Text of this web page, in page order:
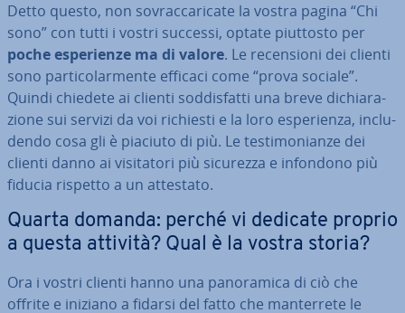
Detto questo, non so­vrac­ca­ri­ca­te la vostra pagina “Chi
sono” con tutti i vostri successi, optate piuttosto per
poche espe­rien­ze ma di valore. Le re­cen­sio­ni dei clienti
sono par­ti­co­lar­men­te efficaci come “prova sociale”.
Quindi chiedete ai clienti sod­di­sfat­ti una breve di­chia­ra­
zio­ne sui servizi da voi richiesti e la loro espe­rien­za, in­clu­
den­do cosa gli è piaciuto di più. Le te­sti­mo­nian­ze dei
clienti danno ai vi­si­ta­to­ri più sicurezza e infondono più
fiducia rispetto a un attestato.
Quarta domanda: perché vi dedicate proprio
a questa attività? Qual è la vostra storia?
Ora i vostri clienti hanno una pa­no­ra­mi­ca di ciò che
offrite e iniziano a fidarsi del fatto che man­ter­re­te le